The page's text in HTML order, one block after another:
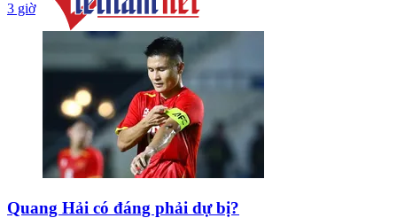
3 giờ
Quang Hải có đáng phải dự bị?